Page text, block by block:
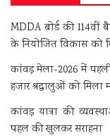
MDDA बोर्ड की 114वीं
के नियोजित विकास को
कांवड़ मेला-2026 में
हजार श्रद्धालुओं को मिला
कांवड़ यात्रा की
पहल की खुलकर सराहना